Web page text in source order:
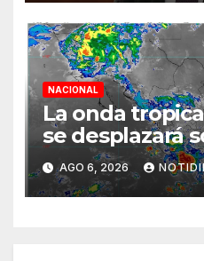
NACIONAL
La onda
se desplazará
sureste
AGO 6, 2026